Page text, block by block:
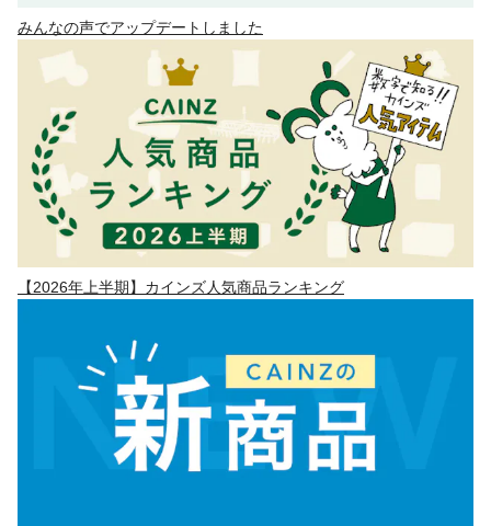
みんなの声でアップデートしました
【2026年上半期】カインズ人気商品ランキング